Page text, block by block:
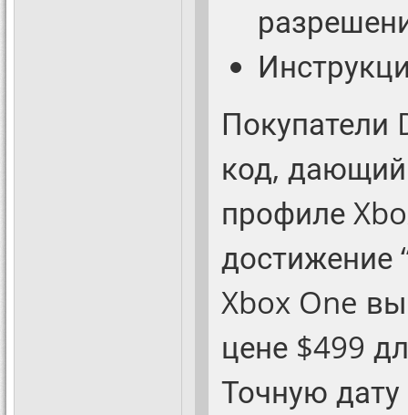
Покупатели
код, дающий
профиле
достижение
Xbox One
цене $499
Точную